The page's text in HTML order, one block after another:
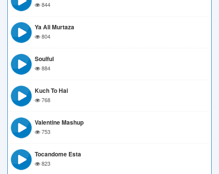
844
Ya Ali Murtaza
804
Soulful
884
Kuch To Hai
768
Valentine Mashup
753
Tocandome Esta
823